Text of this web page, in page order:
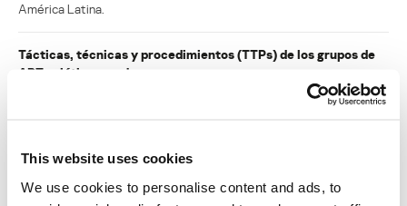
This website uses cookies
We use cookies to personalise content and ads, to
América Latina.
Tácticas, técnicas y procedimientos (TTPs) de los grupos de
APT asiáticos modernos
RevengeHotels: cibercrimen dirigido a recepciones de hotel
en todo el mundo